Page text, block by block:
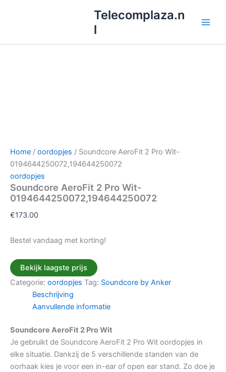
inhoud
Telecomplaza.n
l
Home / oordopjes / Soundcore AeroFit 2 Pro Wit-
0194644250072,194644250072
oordopjes
Soundcore AeroFit 2 Pro Wit-
0194644250072,194644250072
€173.00
Bestel vandaag met korting!
Bekijk laagste prijs
Categorie: oordopjes Tag: Soundcore by Anker
Beschrijving
Aanvullende informatie
Soundcore AeroFit 2 Pro Wit
Je gebruikt de Soundcore AeroFit 2 Pro Wit oordopjes in
elke situatie. Dankzij de 5 verschillende standen van de
oorhaak kies je voor een in-ear of open ear stand. Zo doe je